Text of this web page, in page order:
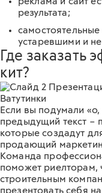
результата;
устаревшими и
Где заказать
кит?
Если вы подумали
предыдущий текст –
которые создадут
продающий
Команда
поможет риелторам,
строительным
презентовать себя